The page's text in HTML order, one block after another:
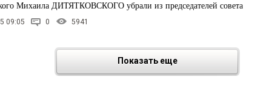
Михаила ДИТЯТКОВСКОГО убрали из председателей совета
09:05 0 5941
Показать еще